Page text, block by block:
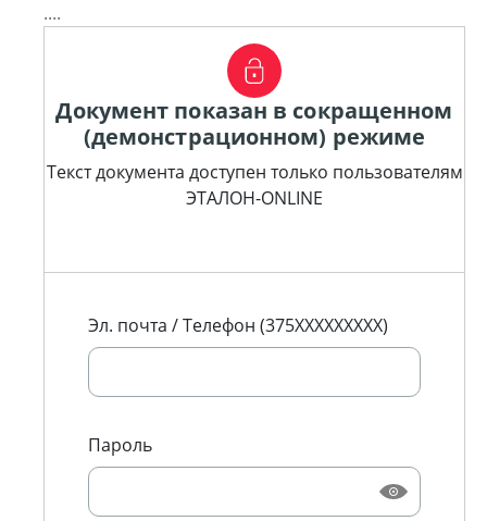
....
Документ показан в сокращенном
(демонстрационном) режиме
Текст документа доступен только пользователям
ЭТАЛОН-ONLINE
Эл. почта / Телефон (375XXXXXXXXX)
Пароль